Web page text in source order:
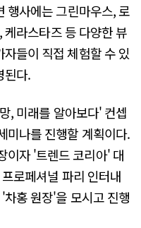
행사에는 그린마우스, 로
케라스타즈 등 다양한 뷰
들이 직접 체험할 수 있
된다.
, 미래를 알아보다' 컨셉
미나를 진행할 계획이다.
이자 '트렌드 코리아' 대
로페셔널 파리 인터내
홍 원장'을 모시고 진행